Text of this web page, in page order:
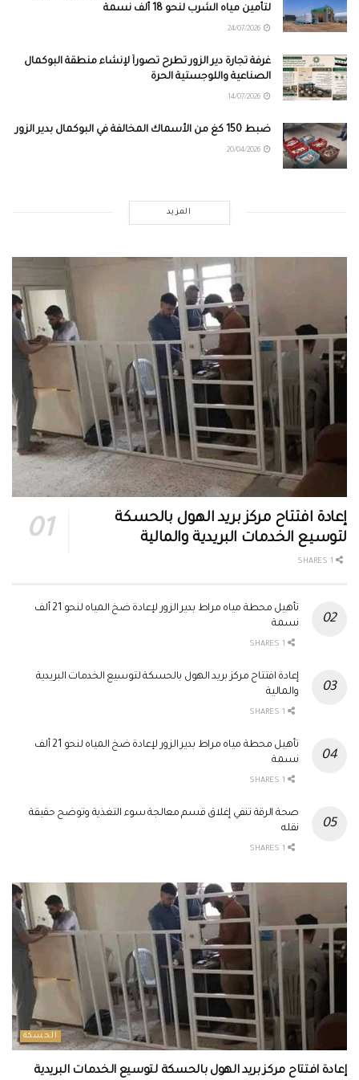
لتأمين مياه الشرب لنحو 18 ألف نسمة
غرفة تجارة دير الزور تطرح تصوراً لإنشاء منطقة البوكمال
الصناعية واللوجستية الحرة
ضبط 150 كغ من الأسماك المخالفة في البوكمال بدير الزور
المزيد
إعادة افتتاح مركز بريد الهول بالحسكة
لتوسيع الخدمات البريدية والمالية
تأهيل محطة مياه مراط بدير الزور لإعادة ضخ المياه لنحو 21 ألف
نسمة
إعادة افتتاح مركز بريد الهول بالحسكة لتوسيع الخدمات البريدية
والمالية
تأهيل محطة مياه مراط بدير الزور لإعادة ضخ المياه لنحو 21 ألف
نسمة
صحة الرقة تنفي إغلاق قسم معالجة سوء التغذية وتوضح حقيقة
نقله
الحسكة
إعادة افتتاح مركز بريد الهول بالحسكة لتوسيع الخدمات البريدية